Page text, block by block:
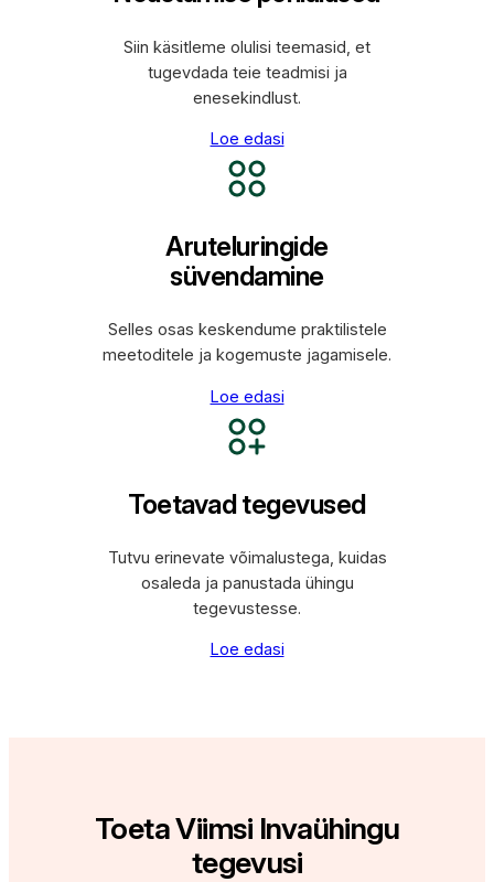
Siin käsitleme olulisi teemasid, et
tugevdada teie teadmisi ja
enesekindlust.
Loe edasi
Aruteluringide
süvendamine
Selles osas keskendume praktilistele
meetoditele ja kogemuste jagamisele.
Loe edasi
Toetavad tegevused
Tutvu erinevate võimalustega, kuidas
osaleda ja panustada ühingu
tegevustesse.
Loe edasi
Toeta Viimsi Invaühingu
tegevusi